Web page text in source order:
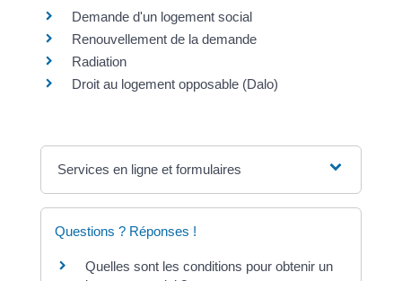
Demande d'un logement social
Renouvellement de la demande
Radiation
Droit au logement opposable (Dalo)
Services en ligne et formulaires
Questions ? Réponses !
Quelles sont les conditions pour obtenir un